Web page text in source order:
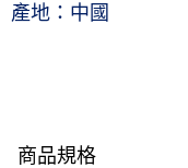
產地：中國
商品規格